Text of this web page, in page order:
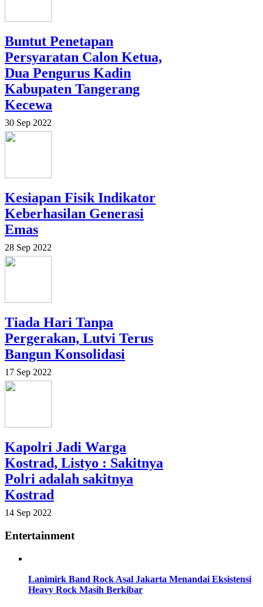
Buntut Penetapan
Persyaratan Calon Ketua,
Dua Pengurus Kadin
Kabupaten Tangerang
Kecewa
30 Sep 2022
Kesiapan Fisik Indikator
Keberhasilan Generasi
Emas
28 Sep 2022
Tiada Hari Tanpa
Pergerakan, Lutvi Terus
Bangun Konsolidasi
17 Sep 2022
Kapolri Jadi Warga
Kostrad, Listyo : Sakitnya
Polri adalah sakitnya
Kostrad
14 Sep 2022
Entertainment
Lanimirk Band Rock Asal Jakarta Menandai Eksistensi
Heavy Rock Masih Berkibar